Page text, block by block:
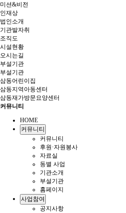
미션&비전
인재상
법인소개
기관발자취
조직도
시설현황
오시는길
부설기관
부설기관
삼동어린이집
삼동지역아동센터
삼동재가방문요양센터
커뮤니티
HOME
커뮤니티
커뮤니티
후원·자원봉사
자료실
동별 사업
기관소개
부설기관
홈페이지
사업참여
공지사항